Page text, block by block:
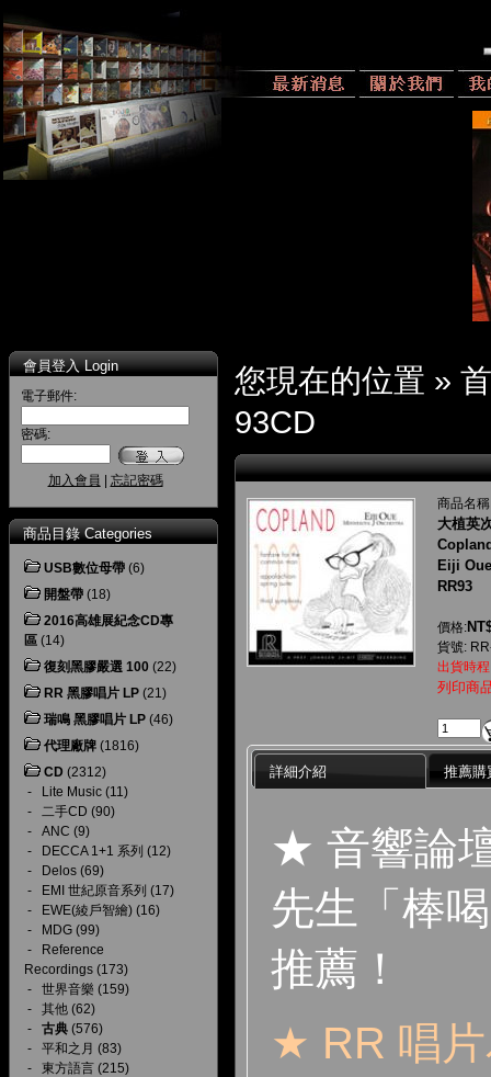
會員登入 Login
電子郵件:
密碼:
加入會員 忘記密碼
商品目錄 Categories
USB數位母帶 (6)
開盤帶 (18)
2016高雄展紀念CD專
區 (14)
復刻黑膠嚴選 100 (22)
RR 黑膠唱片 LP (21)
瑞鳴 黑膠唱片 LP (46)
代理廠牌 (1816)
CD (2312)
-
Lite Music (11)
- 二手CD (90)
- ANC (9)
-
DECCA 1+1 系列 (12)
-
Delos (69)
-
EMI 世紀原音系列 (17)
-
EWE(綾戶智繪) (16)
-
MDG (99)
-
Reference
Recordings (173)
- 世界音樂 (159)
- 其他 (62)
- 古典 (576)
- 平和之月 (83)
- 東方語言 (215)
您現在的位置 »
93CD
商品名
大植英
Eiji
RR93
價格:
貨號:
出貨時
列印商
詳細介紹 推薦購
★ 音響論
先生「棒
推薦！
★ RR 唱